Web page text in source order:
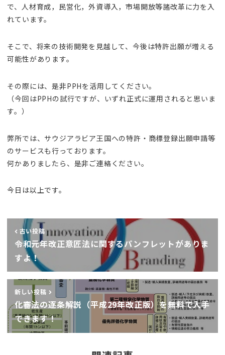
で、人材育成，民営化，外資導入，市場開放等諸改革に力を入
れています。
そこで、将来の技術開発を見越して、今後は特許出願が増える
可能性があります。
その際には、是非PPHを活用してください。
（今回はPPHの試行ですが、いずれ正式に運用されると思いま
す。）
弊所では、サウジアラビア王国への特許・商標登録出願申請等
のサービスも行っております。
何かありましたら、是非ご連絡ください。
今日は以上です。
古い投稿
令和元年改正意匠法に関するパンフレットがありま
すよ！
新しい投稿
化審法の逐条解説（平成29年改正版）を無料で入手
できます！